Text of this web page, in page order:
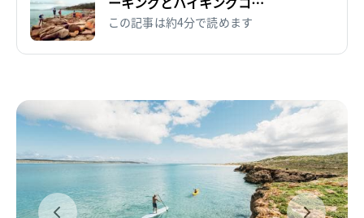
ス
この記事は約4分で読めます